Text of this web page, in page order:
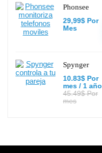
Phonsee
29,99$ Por
Mes
Spynger
10.83$ Por
mes / 1 año
45.49$ Por
mes